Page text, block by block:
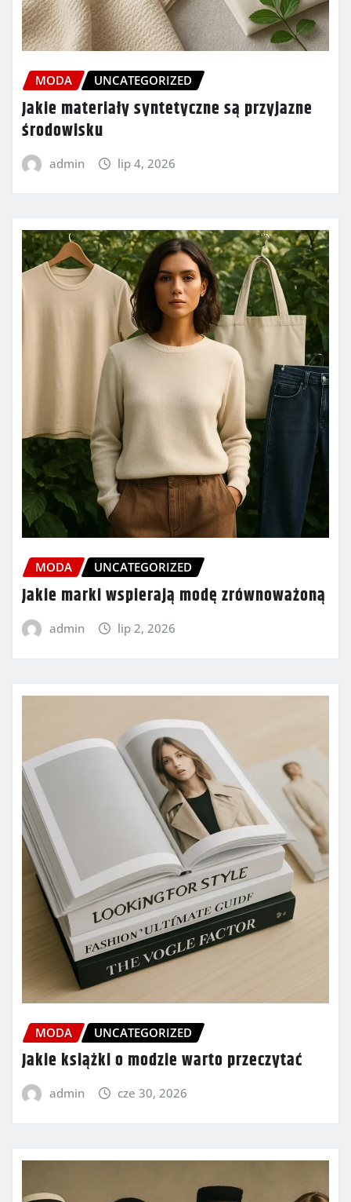
MODA UNCATEGORIZED
Jakie materiały syntetyczne są przyjazne
środowisku
admin lip 4, 2026
MODA UNCATEGORIZED
Jakie marki wspierają modę zrównoważoną
admin lip 2, 2026
MODA UNCATEGORIZED
Jakie książki o modzie warto przeczytać
admin cze 30, 2026